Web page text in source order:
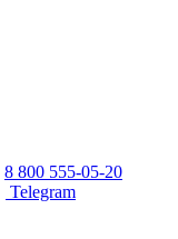
8 800 555-05-20
Telegram